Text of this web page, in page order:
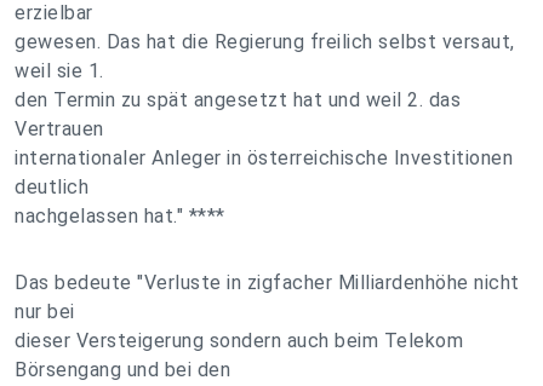
erzielbar
gewesen. Das hat die Regierung freilich selbst versaut,
weil sie 1.
den Termin zu spät angesetzt hat und weil 2. das
Vertrauen
internationaler Anleger in österreichische Investitionen
deutlich
nachgelassen hat." ****
Das bedeute "Verluste in zigfacher Milliardenhöhe nicht
nur bei
dieser Versteigerung sondern auch beim Telekom
Börsengang und bei den